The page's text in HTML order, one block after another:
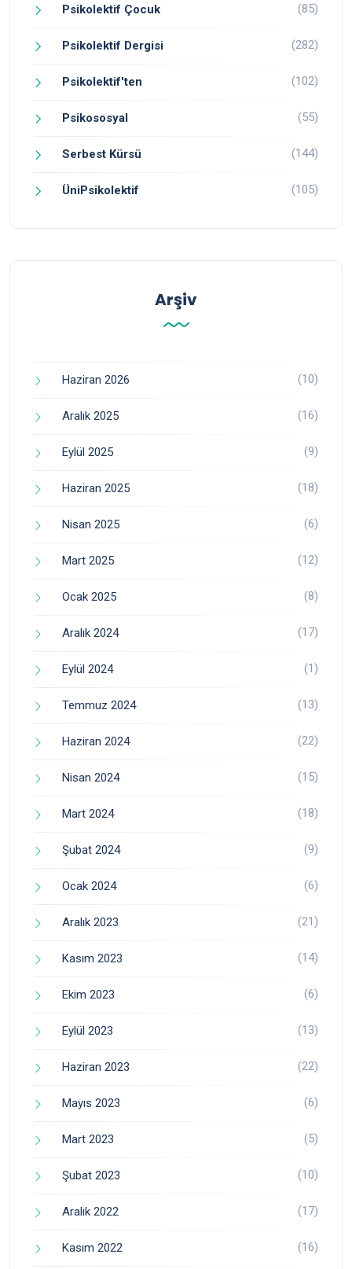
Psikolektif Çocuk (85)
Psikolektif Dergisi (282)
Psikolektif'ten (102)
Psikososyal (55)
Serbest Kürsü (144)
ÜniPsikolektif (105)
Arşiv
Haziran 2026 (10)
Aralık 2025 (16)
Eylül 2025 (9)
Haziran 2025 (18)
Nisan 2025 (6)
Mart 2025 (12)
Ocak 2025 (8)
Aralık 2024 (17)
Eylül 2024 (1)
Temmuz 2024 (13)
Haziran 2024 (22)
Nisan 2024 (15)
Mart 2024 (18)
Şubat 2024 (9)
Ocak 2024 (6)
Aralık 2023 (21)
Kasım 2023 (14)
Ekim 2023 (6)
Eylül 2023 (13)
Haziran 2023 (22)
Mayıs 2023 (6)
Mart 2023 (5)
Şubat 2023 (10)
Aralık 2022 (17)
Kasım 2022 (16)